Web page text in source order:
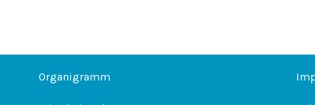
Organigramm